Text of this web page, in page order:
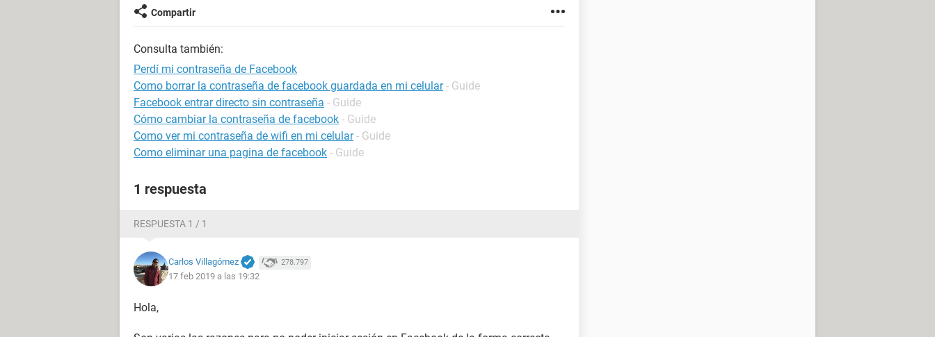
Compartir
Consulta también:
Perdí mi contraseña de Facebook
Como borrar la contraseña de facebook guardada en mi celular - Guide
Facebook entrar directo sin contraseña - Guide
Cómo cambiar la contraseña de facebook - Guide
Como ver mi contraseña de wifi en mi celular - Guide
Como eliminar una pagina de facebook - Guide
1 respuesta
RESPUESTA 1 / 1
Carlos Villagómez 278.797
17 feb 2019 a las 19:32
Hola,